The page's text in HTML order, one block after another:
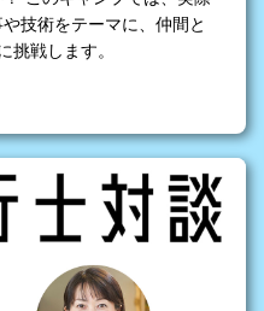
技術をテーマに、仲間と
挑戦します。